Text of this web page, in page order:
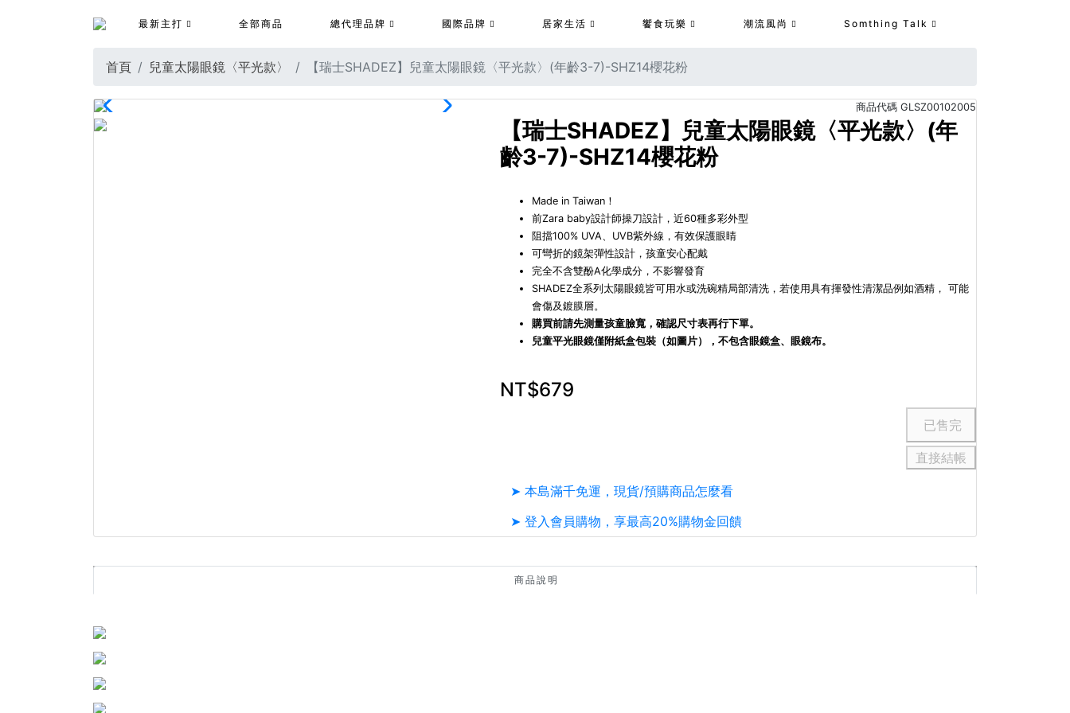
最新主打 全部商品 總代理品牌 國際品牌 居家生活 饗食玩樂 潮流風尚 Somthing Talk
首頁 兒童太陽眼鏡〈平光款〉 【瑞士SHADEZ】兒童太陽眼鏡〈平光款〉(年齡3-7)-SHZ14櫻花粉
商品代碼 GLSZ00102005
【瑞士SHADEZ】兒童太陽眼鏡〈平光款〉(年
齡3-7)-SHZ14櫻花粉
Made in Taiwan！
前Zara baby設計師操刀設計，近60種多彩外型
阻擋100% UVA、UVB紫外線，有效保護眼睛
可彎折的鏡架彈性設計，孩童安心配戴
完全不含雙酚A化學成分，不影響發育
SHADEZ全系列太陽眼鏡皆可用水或洗碗精局部清洗，若使用具有揮發性清潔品例如酒精， 可能
會傷及鍍膜層。
購買前請先測量孩童臉寬，確認尺寸表再行下單。
兒童平光眼鏡僅附紙盒包裝（如圖片），不包含眼鏡盒、眼鏡布。
NT$679
直接結帳
➤ 本島滿千免運，現貨/預購商品怎麼看
➤ 登入會員購物，享最高20%購物金回饋
商品說明